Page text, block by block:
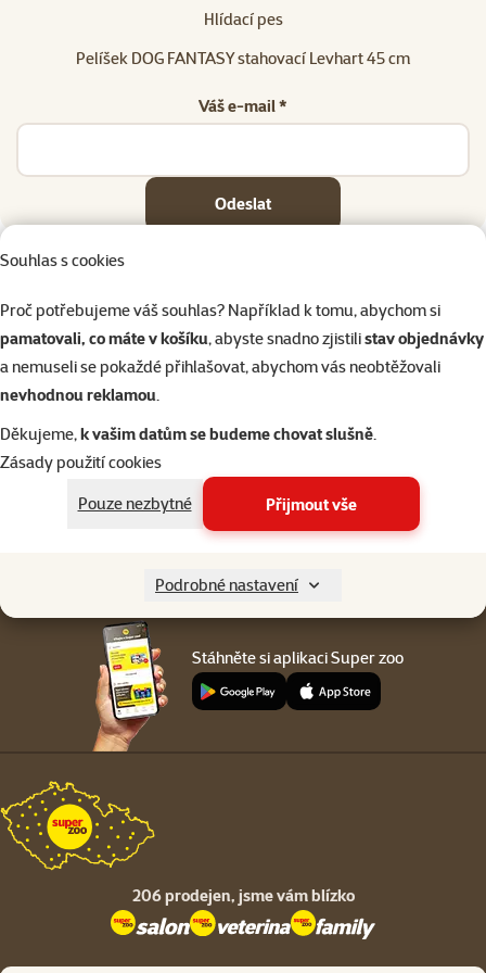
Souhlas s cookies
Proč potřebujeme váš souhlas? Například k tomu, abychom si
pamatovali, co máte v košíku, abyste snadno zjistilistav objednávky
a nemuseli se pokaždé přihlašovat, abychom vás neobtěžovali
nevhodnou reklamou.
Děkujeme,k vašim datům se budeme chovat slušně.
Zásady použití cookies
Pouze nezbytné
Přijmout vše
Podrobné nastavení
Hlídací pes
Pelíšek DOG FANTASY stahovací Levhart 45 cm
Váš e-mail *
Odeslat
Napište nám
eshop@superzoo.cz
321 000 180
Po–Pá 7:00 – 18:00
Online chat
nebo
206 prodejen
Menu v patičce
Pro zákazníky
Stáhněte si aplikaci Super zoo
206 prodejen, jsme vám blízko